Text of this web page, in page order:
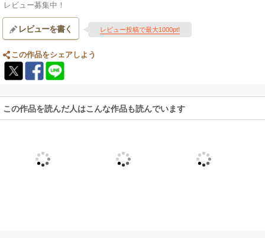
レビュー募集中！
レビューを書く レビュー投稿で最大1000pt!
この作品をシェアしよう
この作品を読んだ人はこんな作品も読んでいます